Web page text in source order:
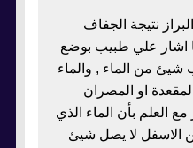
نتيجة الجفاف
اشار علي طبيب بوضع
من الماء , والماء
او المصران
العلم بأن الماء الذي
الاسفل لا يصل شيئ